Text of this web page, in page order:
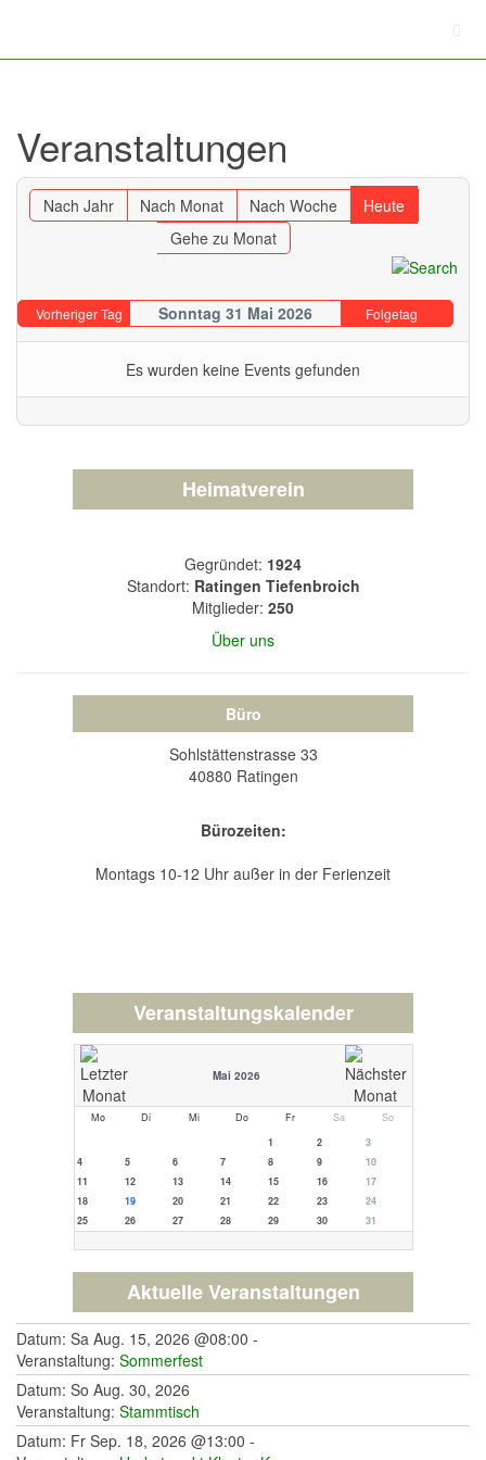
Veranstaltungen
Nach Jahr Nach Monat Nach Woche
Heute
Gehe zu Monat
Vorheriger Tag Sonntag 31 Mai 2026 Folgetag
Es wurden keine Events gefunden
Heimatverein
Gegründet: 1924
Standort: Ratingen Tiefenbroich
Mitglieder: 250
Über uns
Büro
Sohlstättenstrasse 33
40880 Ratingen
Bürozeiten:
Montags 10-12 Uhr außer in der Ferienzeit
Veranstaltungskalender
Mai 2026
Mo Di Mi Do Fr Sa
So
1
2
3
4
5 6 7 8 9
10
11
12 13 14 15 16
17
18
19 20 21 22 23
24
25
26 27 28 29 30 31
Aktuelle Veranstaltungen
Datum: Sa Aug. 15, 2026 @08:00 -
Veranstaltung: Sommerfest
Datum: So Aug. 30, 2026
Veranstaltung: Stammtisch
Datum: Fr Sep. 18, 2026 @13:00 -